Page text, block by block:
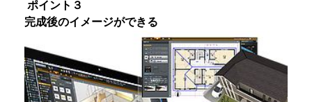
ポイント３
完成後のイメージができる